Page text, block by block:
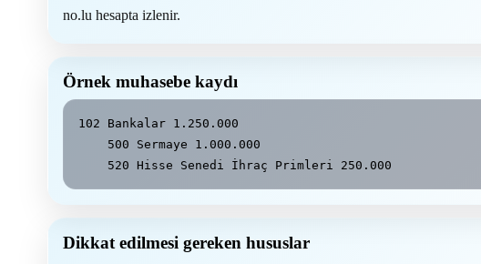
no.lu hesapta izlenir.
Örnek muhasebe kaydı
102 Bankalar 1.250.000
    520 Hisse Senedi İhraç Primleri 250.000
Dikkat edilmesi gereken hususlar